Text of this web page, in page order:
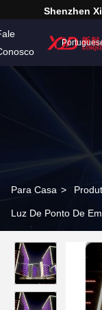
Para Casa >
Luz De Ponto De
Ponte de Rua